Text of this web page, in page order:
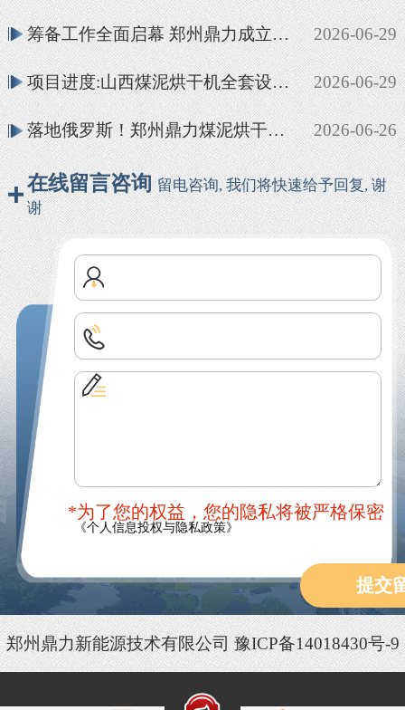
筹备工作全面启幕 郑州鼎力成立专项工作组备战第 21 届全国干燥会议 2026-06-29
项目进度:山西煤泥烘干机全套设备安装调试完成 已投产 2026-06-29
落地俄罗斯！郑州鼎力煤泥烘干成套设备顺利投产 2026-06-26
在线留言咨询留电咨询, 我们将快速给予回复, 谢
谢
*为了您的权益，您的隐私将被严格保密
《个人信息投权与隐私政策》
提交
郑州鼎力新能源技术有限公司豫ICP备14018430号-9